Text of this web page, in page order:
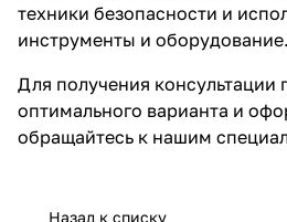
техники безопасности и
инструменты и оборудование.
Для получения консультации
оптимального варианта и
обращайтесь к нашим
Назад к списку